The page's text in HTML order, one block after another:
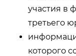
участия в
третьего
которого